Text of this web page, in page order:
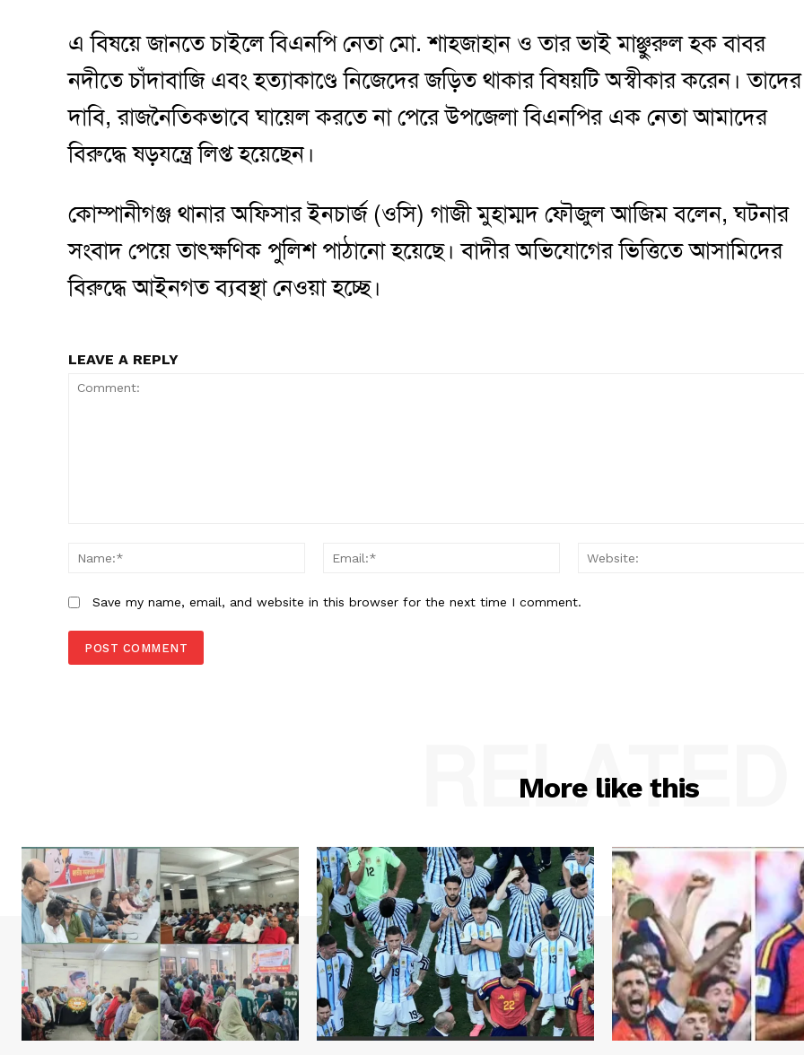
এ বিষয়ে জানতে চাইলে বিএনপি নেতা মো. শাহজাহান ও তার ভাই মাঞ্ছুরুল হক বাবর
নদীতে চাঁদাবাজি এবং হত্যাকাণ্ডে নিজেদের জড়িত থাকার বিষয়টি অস্বীকার করেন। তাদের
দাবি, রাজনৈতিকভাবে ঘায়েল করতে না পেরে উপজেলা বিএনপির এক নেতা আমাদের
বিরুদ্ধে ষড়যন্ত্রে লিপ্ত হয়েছেন।
কোম্পানীগঞ্জ থানার অফিসার ইনচার্জ (ওসি) গাজী মুহাম্মদ ফৌজুল আজিম বলেন, ঘটনার
সংবাদ পেয়ে তাৎক্ষণিক পুলিশ পাঠানো হয়েছে। বাদীর অভিযোগের ভিত্তিতে আসামিদের
বিরুদ্ধে আইনগত ব্যবস্থা নেওয়া হচ্ছে।
LEAVE A REPLY
Name:* Email:*
Save my name, email, and website in this browser for the next time I comment.
More like this
RELATED